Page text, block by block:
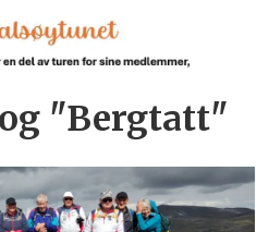
"Bergtatt"